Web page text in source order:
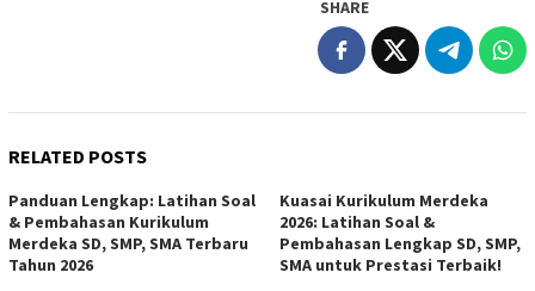
SHARE
RELATED POSTS
Panduan Lengkap: Latihan Soal
& Pembahasan Kurikulum
Merdeka SD, SMP, SMA Terbaru
Tahun 2026
Kuasai Kurikulum Merdeka
2026: Latihan Soal &
Pembahasan Lengkap SD, SMP,
SMA untuk Prestasi Terbaik!